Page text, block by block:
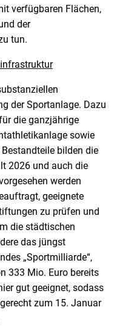
verfügbaren Flächen,
der
tun.
der Sportanlage. Dazu
die ganzjährige
sowie
bilden die
2026 und auch die
werden
geeignete
zu prüfen und
die städtischen
das jüngst
„Sportmilliarde“,
333 Mio. Euro bereits
gut geeignet, sodass
zum 15. Januar